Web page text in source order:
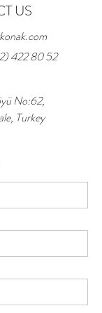
US
422 80 52
No:62,
Turkey